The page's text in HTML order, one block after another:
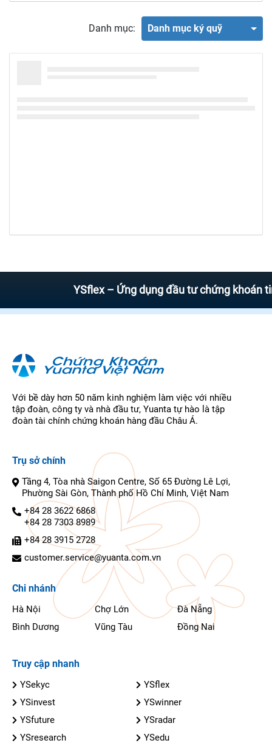
Danh mục: Danh mục ký quỹ
YSflex – Ứng dụng đầu tư chứng khoán tin
Với bề dày hơn 50 năm kinh nghiệm làm việc với nhiều
tập đoàn, công ty và nhà đầu tư, Yuanta tự hào là tập
đoàn tài chính chứng khoán hàng đầu Châu Á.
Trụ sở chính
Tầng 4, Tòa nhà Saigon Centre, Số 65 Đường Lê Lợi,
Phường Sài Gòn, Thành phố Hồ Chí Minh, Việt Nam
+84 28 3622 6868
+84 28 7303 8989
+84 28 3915 2728
customer.service@yuanta.com.vn
Chi nhánh
Hà Nội Chợ Lớn
Đà Nẵng
Bình Dương
Vũng Tàu Đồng Nai
Truy cập nhanh
YSekyc
YSflex
YSinvest
YSwinner
YSfuture
YSradar
YSresearch
YSedu